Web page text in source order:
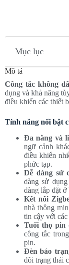
Mục lục
Mô tả
Công tắc không
dụng và khả năng
điều khiển các thiết
Tính năng nổi bật
Đa năng và
ngữ cảnh
điều khiển
phức tạp.
Dễ dàng sử
dàng sử
dàng lắp đặt
Kết nối
nhà thông
tin cậy với
Tuổi thọ pin
công tắc
pin.
Đèn báo
dõi trạng thái